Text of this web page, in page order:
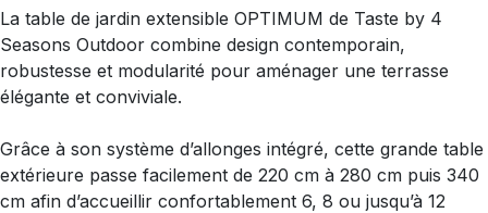
La table de jardin extensible OPTIMUM de Taste by 4
Seasons Outdoor combine design contemporain,
robustesse et modularité pour aménager une terrasse
élégante et conviviale.
Grâce à son système d’allonges intégré, cette grande table
extérieure passe facilement de 220 cm à 280 cm puis 340
cm afin d’accueillir confortablement 6, 8 ou jusqu’à 12